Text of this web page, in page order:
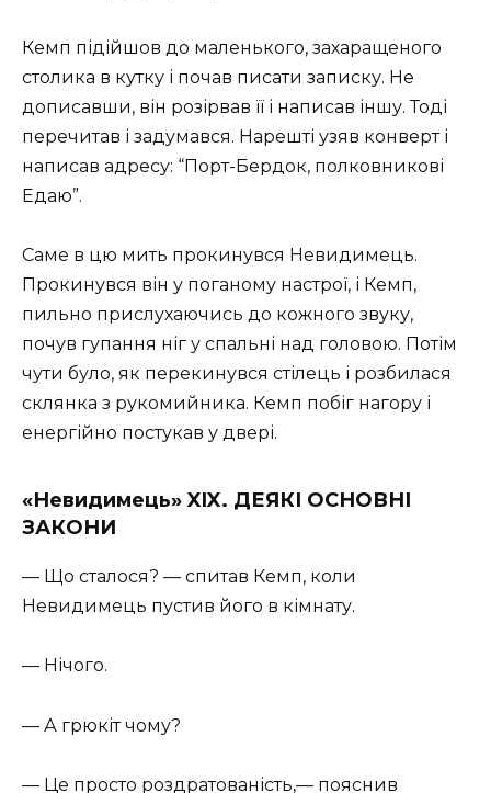
Кемп підійшов до маленького, захаращеного
столика в кутку і почав писати записку. Не
дописавши, він розірвав її і написав іншу. Тоді
перечитав і задумався. Нарешті узяв конверт і
написав адресу: “Порт-Бердок, полковникові
Едаю”.
Саме в цю мить прокинувся Невидимець.
Прокинувся він у поганому настрої, і Кемп,
пильно прислухаючись до кожного звуку,
почув гупання ніг у спальні над головою. Потім
чути було, як перекинувся стілець і розбилася
склянка з рукомийника. Кемп побіг нагору і
енергійно постукав у двері.
«Невидимець» XIX. ДЕЯКІ ОСНОВНІ
ЗАКОНИ
— Що сталося? — спитав Кемп, коли
Невидимець пустив його в кімнату.
— Нічого.
— А грюкіт чому?
— Це просто роздратованість,— пояснив